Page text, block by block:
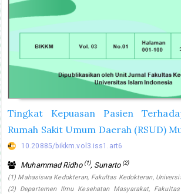
Tingkat Kepuasan Pasien
Rumah Sakit Umum Daerah (RSUD)
10.20885/bikkm.vol3.iss1.art6
Muhammad Ridho (1), Sunarto (2)
(1) Mahasiswa Kedokteran, Fakultas Kedokteran,
(2) Departemen Ilmu Kesehatan Masyarakat,